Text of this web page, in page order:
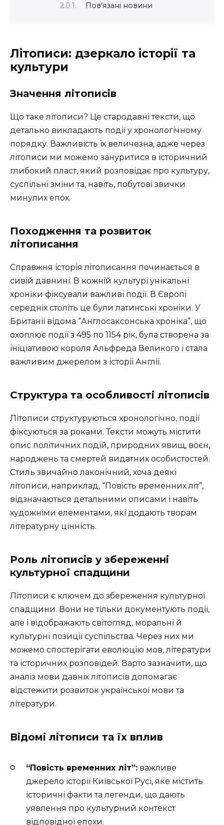
Пов’язані новини
Літописи: дзеркало історії та
культури
Значення літописів
Що таке літописи? Це стародавні тексти, що
детально викладають події у хронологічному
порядку. Важливість їх величезна, адже через
літописи ми можемо зануритися в історичний
глибокий пласт, який розповідає про культуру,
суспільні зміни та, навіть, побутові звички
минулих епох.
Походження та розвиток
літописання
Справжня історія літописання починається в
сивій давнині. В кожній культурі унікальні
хроніки фіксували важливі події. В Європі
середніх століть це були латинські хроніки. У
Британії відома “Англосаксонська хроніка”, що
охоплює події з 495 по 1154 рік, була створена за
ініціативою короля Альфреда Великого і стала
важливим джерелом з історії Англії.
Структура та особливості літописів
Літописи структуруються хронологічно, події
фіксуються за роками. Тексти можуть містити
опис політичних подій, природних явищ, воєн,
народжень та смертей видатних особистостей.
Стиль звичайно лаконічний, хоча деякі
літописи, наприклад, “Повість временних літ”,
відзначаються детальними описами і навіть
художніми елементами, які додають творам
літературну цінність.
Роль літописів у збереженні
культурної спадщини
Літописи є ключем до збереження культурної
спадщини. Вони не тільки документують події,
але і відображають світогляд, моральні й
культурні позиції суспільства. Через них ми
можемо спостерігати еволюцію мов, літератури
та історичних розповідей. Варто зазначити, що
аналіз мови давніх літописів допомагає
відстежити розвиток української мови та
літератури.
Відомі літописи та їх вплив
“Повість временних літ”: важливе
джерело історії Київської Русі, яке містить
історичні факти та легенди, що дають
уявлення про культурний контекст
відповідної епохи.